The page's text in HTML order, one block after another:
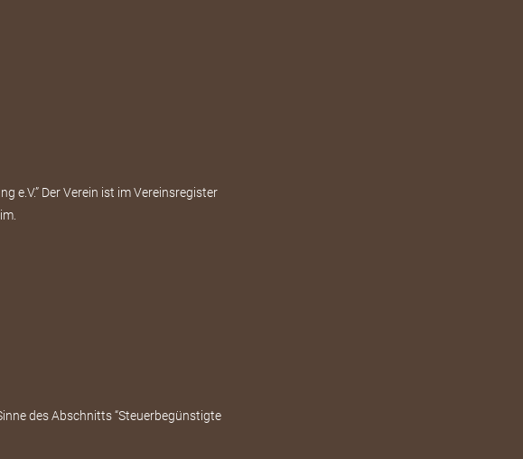
e.V.” Der Verein ist im Vereinsregister
des Abschnitts “Steuerbegünstigte